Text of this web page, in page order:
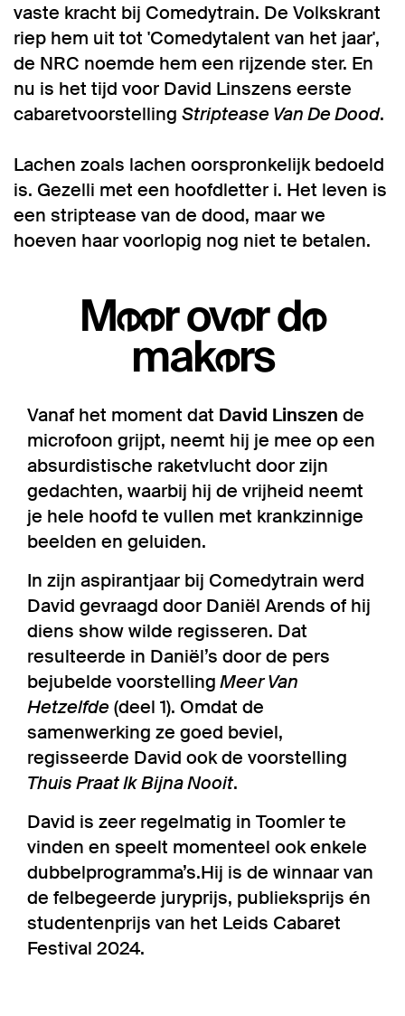
vaste kracht bij Comedytrain. De Volkskrant
riep hem uit tot 'Comedytalent van het jaar',
de NRC noemde hem een rijzende ster. En
nu is het tijd voor David Linszens eerste
cabaretvoorstelling Striptease Van De Dood.
Lachen zoals lachen oorspronkelijk bedoeld
is. Gezelli met een hoofdletter i. Het leven is
een striptease van de dood, maar we
hoeven haar voorlopig nog niet te betalen.
Meer over de
makers
Vanaf het moment dat David Linszen de
microfoon grijpt, neemt hij je mee op een
absurdistische raketvlucht door zijn
gedachten, waarbij hij de vrijheid neemt
je hele hoofd te vullen met krankzinnige
beelden en geluiden.
In zijn aspirantjaar bij Comedytrain werd
David gevraagd door Daniël Arends of hij
diens show wilde regisseren. Dat
resulteerde in Daniël’s door de pers
bejubelde voorstellingMeer Van
Hetzelfde(deel 1). Omdat de
samenwerking ze goed beviel,
regisseerde David ook de voorstelling
Thuis Praat Ik Bijna Nooit.
David is zeer regelmatig in Toomler te
vinden en speelt momenteel ook enkele
dubbelprogramma’s.Hij is de winnaar van
de felbegeerde juryprijs, publieksprijs én
studentenprijs van het Leids Cabaret
Festival 2024.